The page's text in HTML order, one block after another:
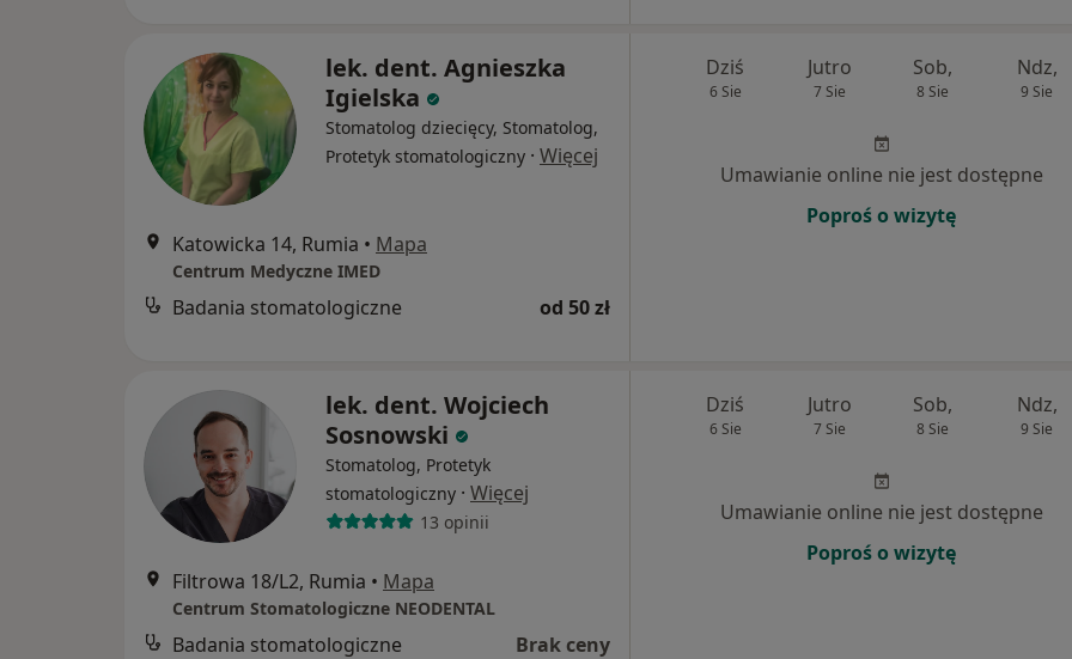
lek. dent. Agnieszka
Igielska
Stomatolog dziecięcy, Stomatolog,
Protetyk stomatologiczny · Więcej
Katowicka 14, Rumia • Mapa
Centrum Medyczne IMED
Badania stomatologiczne od 50 zł
Dziś
6 Sie
Jutro
7 Sie
Sob,
8 Sie
Ndz,
9 Sie
Umawianie online nie jest dostępne
Poproś o wizytę
lek. dent. Wojciech
Sosnowski
Stomatolog, Protetyk
stomatologiczny · Więcej
13 opinii
Filtrowa 18/L2, Rumia • Mapa
Centrum Stomatologiczne NEODENTAL
Badania stomatologiczne Brak ceny
Dziś
6 Sie
Jutro
7 Sie
Sob,
8 Sie
Ndz,
9 Sie
Umawianie online nie jest dostępne
Poproś o wizytę